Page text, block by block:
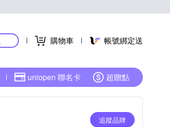
購物車 帳號綁定送
uniopen 聯名卡 超贈點
追蹤品牌